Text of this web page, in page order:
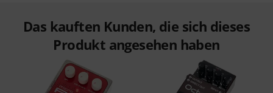
Das kauften Kunden, die sich dieses
Produkt angesehen haben